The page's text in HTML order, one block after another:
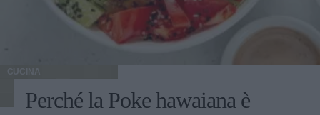
CUCINA
Perché la Poke hawaiana è